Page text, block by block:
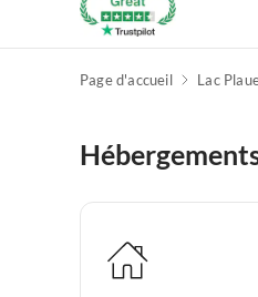
Page d'accueil Lac